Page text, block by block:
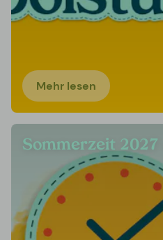
Mehr lesen
Sommerzeit 2027